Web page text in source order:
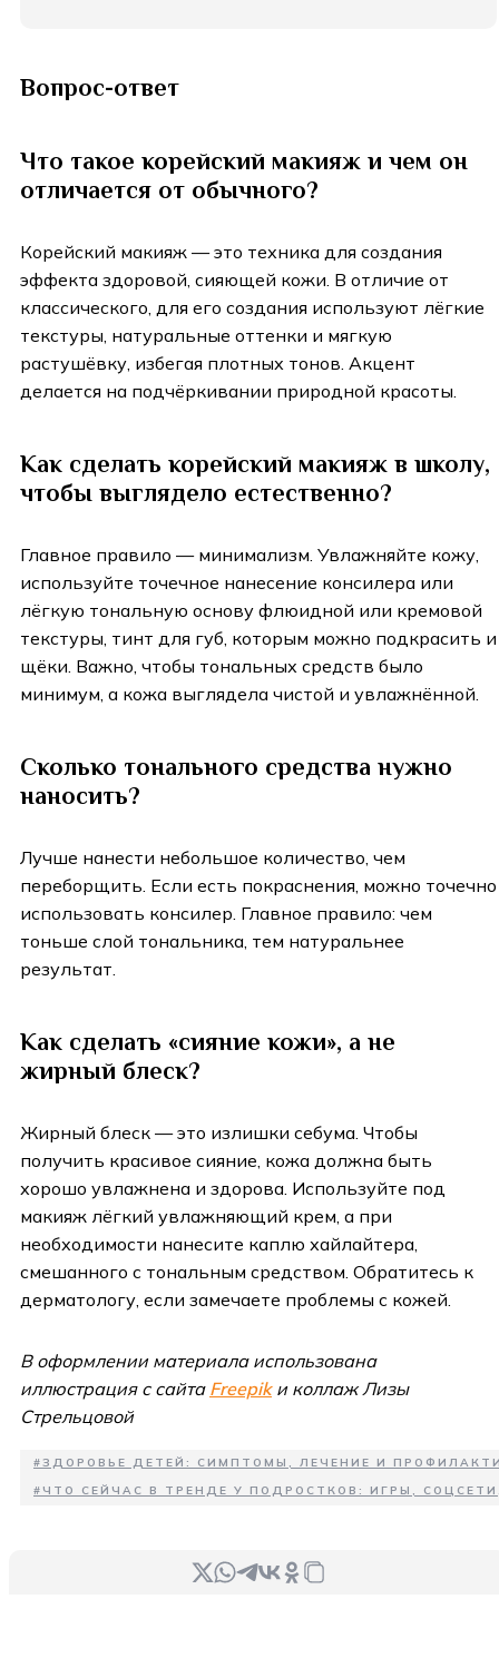
Вопрос-ответ
Что такое корейский макияж и чем он
отличается от обычного?
Корейский макияж — это техника для создания
эффекта здоровой, сияющей кожи. В отличие от
классического, для его создания используют лёгкие
текстуры, натуральные оттенки и мягкую
растушёвку, избегая плотных тонов. Акцент
делается на подчёркивании природной красоты.
Как сделать корейский макияж в школу,
чтобы выглядело естественно?
Главное правило — минимализм. Увлажняйте кожу,
используйте точечное нанесение консилера или
лёгкую тональную основу флюидной или кремовой
текстуры, тинт для губ, которым можно подкрасить и
щёки. Важно, чтобы тональных средств было
минимум, а кожа выглядела чистой и увлажнённой.
Сколько тонального средства нужно
наносить?
Лучше нанести небольшое количество, чем
переборщить. Если есть покраснения, можно точечно
использовать консилер. Главное правило: чем
тоньше слой тональника, тем натуральнее
результат.
Как сделать «сияние кожи», а не
жирный блеск?
Жирный блеск — это излишки себума. Чтобы
получить красивое сияние, кожа должна быть
хорошо увлажнена и здорова. Используйте под
макияж лёгкий увлажняющий крем, а при
необходимости нанесите каплю хайлайтера,
смешанного с тональным средством. Обратитесь к
дерматологу, если замечаете проблемы с кожей.
В оформлении материала использована
иллюстрация с сайта Freepikи коллаж Лизы
Стрельцовой
#ЗДОРОВЬЕ ДЕТЕЙ: СИМПТОМЫ, ЛЕЧЕНИЕ И
#ЧТО СЕЙЧАС В ТРЕНДЕ У ПОДРОСТКОВ: ИГРЫ,